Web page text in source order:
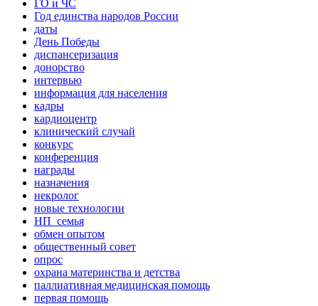
ГО и ЧС
Год единства народов России
даты
День Победы
диспансеризация
донорство
интервью
информация для населения
кадры
кардиоцентр
клинический случай
конкурс
конференция
награды
назначения
некролог
новые технологии
НП_семья
обмен опытом
общественный совет
опрос
охрана материнства и детства
паллиативная медицинская помощь
первая помощь